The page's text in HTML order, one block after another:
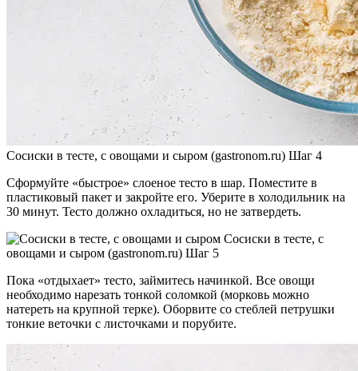
Сосиски в тесте, с овощами и сыром (gastronom.ru) Шаг 4
Сформуйте «быстрое» слоеное тесто в шар. Поместите в
пластиковый пакет и закройте его. Уберите в холодильник на
30 минут. Тесто должно охладиться, но не затвердеть.
Сосиски в тесте, с
овощами и сыром (gastronom.ru) Шаг 5
Пока «отдыхает» тесто, займитесь начинкой. Все овощи
необходимо нарезать тонкой соломкой (морковь можно
натереть на крупной терке). Оборвите со стеблей петрушки
тонкие веточки с листочками и порубите.